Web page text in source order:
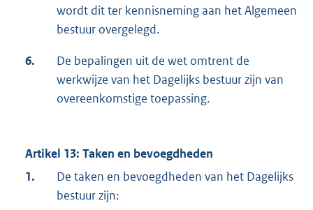
wordt dit ter kennisneming aan het Algemeen
bestuur overgelegd.
6.
De bepalingen uit de wet omtrent de
werkwijze van het Dagelijks bestuur zijn van
overeenkomstige toepassing.
Artikel 13: Taken en bevoegdheden
1.
De taken en bevoegdheden van het Dagelijks
bestuur zijn: